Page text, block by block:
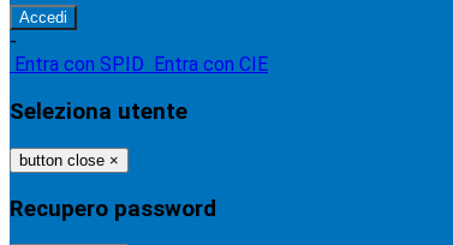
-
Entra con SPID
Entra con CIE
Seleziona utente
button close ×
Recupero password